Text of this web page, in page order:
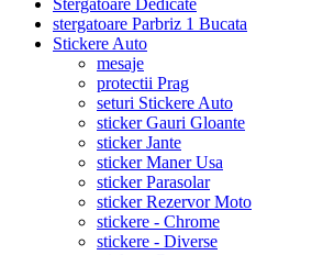
stergatoare Parbriz 1 Bucata
Stickere Auto
mesaje
protectii Prag
seturi Stickere Auto
sticker Gauri Gloante
sticker Jante
sticker Maner Usa
sticker Parasolar
sticker Rezervor Moto
stickere - Chrome
stickere - Diverse